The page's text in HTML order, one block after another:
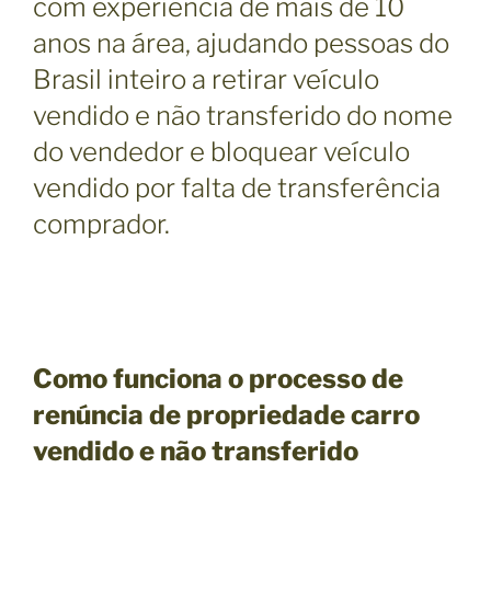
com experiência de mais de 10
anos na área, ajudando pessoas do
Brasil inteiro a retirar veículo
vendido e não transferido do nome
do vendedor e bloquear veículo
vendido por falta de transferência
comprador.
Como funciona o processo de
renúncia de propriedade carro
vendido e não transferido